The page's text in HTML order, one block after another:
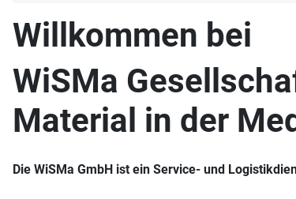
Willkommen bei
WiSMa
Material in der
Die WiSMa GmbH ist ein Service- und